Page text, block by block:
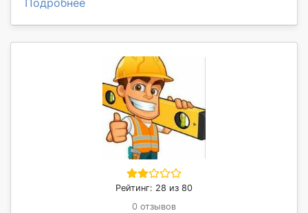
Подробнее
Рейтинг: 28 из 80
0 отзывов